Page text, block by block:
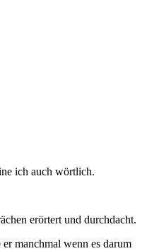
ich auch wörtlich.
erörtert und durchdacht.
manchmal wenn es darum